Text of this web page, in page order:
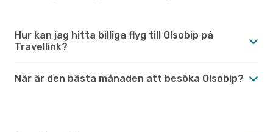
Hur kan jag hitta billiga flyg till Olsobip på
Travellink?
När är den bästa månaden att besöka Olsobip?